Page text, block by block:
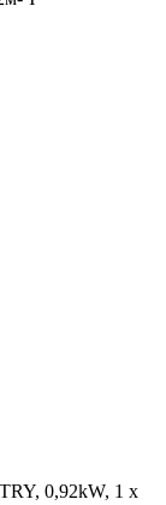
0,92kW, 1 х